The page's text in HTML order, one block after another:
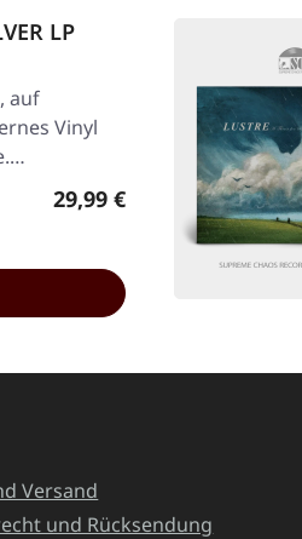
LP
auf
Vinyl
Regulärer Preis:
29,99 €
Versand
und Rücksendung